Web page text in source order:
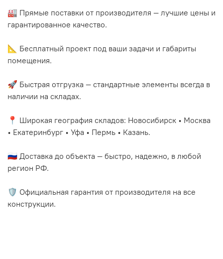
🏭 Прямые поставки от производителя — лучшие цены и
гарантированное качество.
📐 Бесплатный проект под ваши задачи и габариты
помещения.
🚀 Быстрая отгрузка — стандартные элементы всегда в
наличии на складах.
📍 Широкая география складов: Новосибирск • Москва
• Екатеринбург • Уфа • Пермь • Казань.
🇷🇺 Доставка до объекта — быстро, надежно, в любой
регион РФ.
🛡️ Официальная гарантия от производителя на все
конструкции.